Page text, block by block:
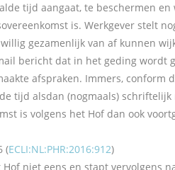
tijd aangaat, te beschermen
is. Werkgever stelt
gezamenlijk van af kunnen
bericht dat in het geding wordt
afspraken. Immers, conform
tijd alsdan (nogmaals) schriftelijk
is volgens het Hof dan ook
(ECLI:NL:PHR:2016:912)
niet eens en stapt vervolgens